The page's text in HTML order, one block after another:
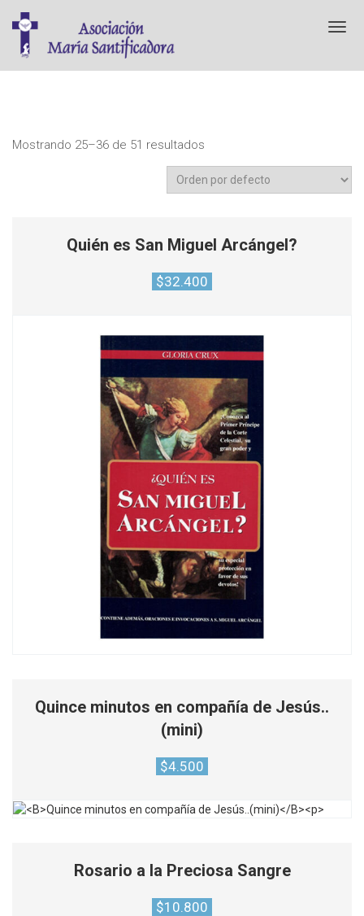
T
g
Mostrando 25–36 de 51 resultados
Quién es San Miguel Arcángel?
$32.400
Quince minutos en compañía de Jesús..
(mini)
$4.500
Rosario a la Preciosa Sangre
$10.800